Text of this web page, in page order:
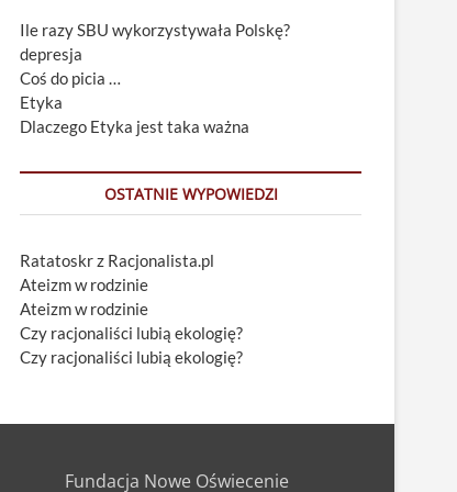
Ile razy SBU wykorzystywała Polskę?
depresja
Coś do picia …
Etyka
Dlaczego Etyka jest taka ważna
OSTATNIE WYPOWIEDZI
Ratatoskr z Racjonalista.pl
Ateizm w rodzinie
Ateizm w rodzinie
Czy racjonaliści lubią ekologię?
Czy racjonaliści lubią ekologię?
Fundacja Nowe Oświecenie